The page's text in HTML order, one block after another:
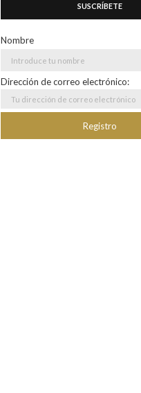
SUSCRÍBETE
Nombre
Dirección de correo electrónico: